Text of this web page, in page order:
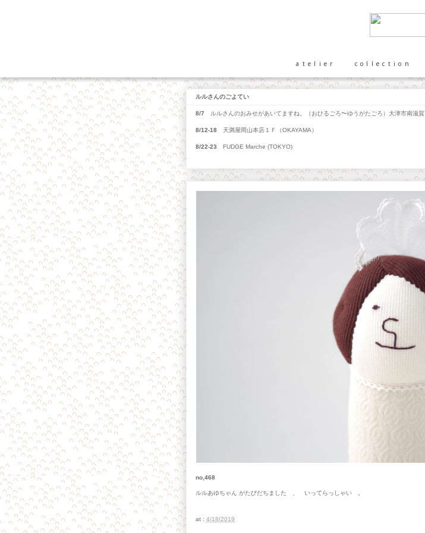
atelier collection
ルルさんのごよてい
8/7 ルルさんのおみせがあいてますね。（おひるごろ〜ゆうがたごろ）大津市南滋賀
8/12-18 天満屋岡山本店１Ｆ（OKAYAMA）
8/22-23 FUDGE Marche (TOKYO)
no,468
ルルあゆちゃん がたびだちました 、 いってらっしゃい 。
at : 4/18/2019